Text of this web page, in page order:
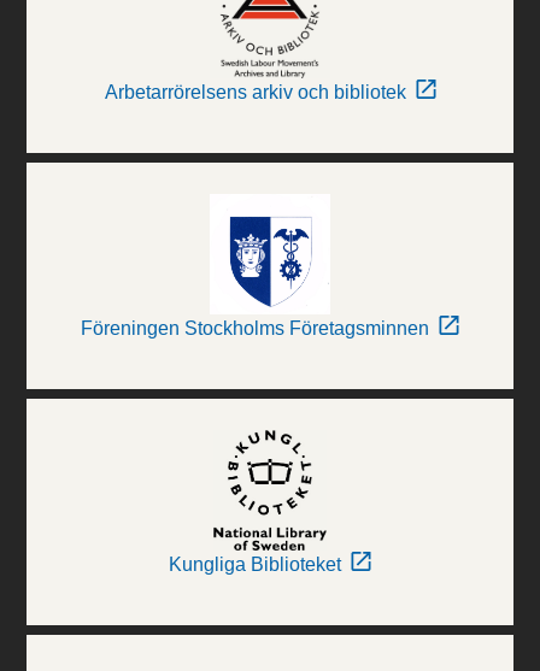
Arbetarrörelsens arkiv och bibliotek
Föreningen Stockholms Företagsminnen
Kungliga Biblioteket